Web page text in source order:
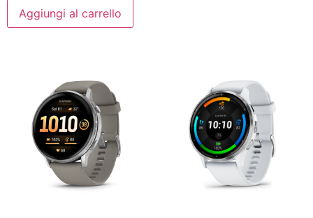
Aggiungi al carrello